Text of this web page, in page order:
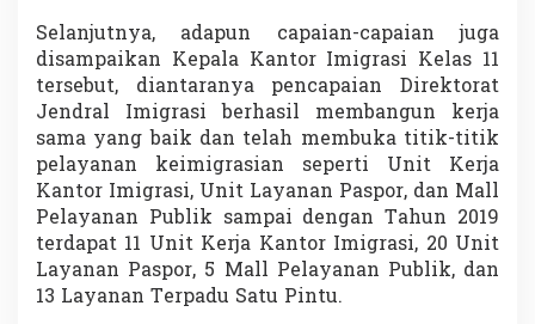
Selanjutnya, adapun capaian-capaian juga
disampaikan Kepala Kantor Imigrasi Kelas 11
tersebut, diantaranya pencapaian Direktorat
Jendral Imigrasi berhasil membangun kerja
sama yang baik dan telah membuka titik-titik
pelayanan keimigrasian seperti Unit Kerja
Kantor Imigrasi, Unit Layanan Paspor, dan Mall
Pelayanan Publik sampai dengan Tahun 2019
terdapat 11 Unit Kerja Kantor Imigrasi, 20 Unit
Layanan Paspor, 5 Mall Pelayanan Publik, dan
13 Layanan Terpadu Satu Pintu.